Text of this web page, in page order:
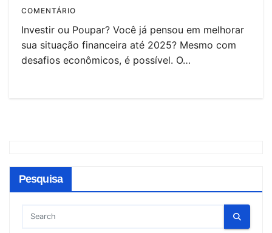
COMENTÁRIO
Investir ou Poupar? Você já pensou em melhorar
sua situação financeira até 2025? Mesmo com
desafios econômicos, é possível. O…
Pesquisa